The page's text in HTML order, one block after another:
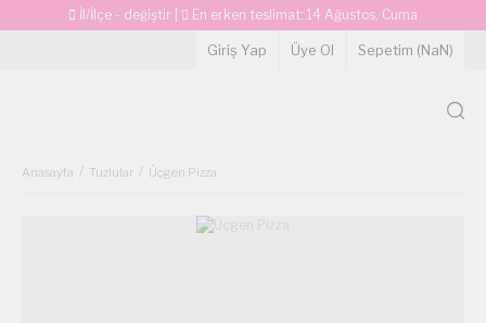
İl/İlçe - değiştir En erken teslimat: 14 Ağustos, Cuma
Giriş Yap Üye Ol Sepetim (NaN)
Anasayfa Tuzlular Üçgen Pizza